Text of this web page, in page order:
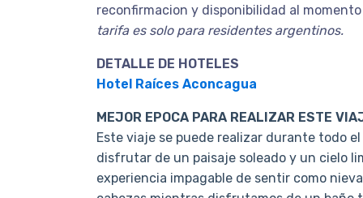
reconfirmacion y disponibilidad al
tarifa es solo para residentes argentinos.
DETALLE DE HOTELES
Hotel Raíces Aconcagua
MEJOR EPOCA PARA REALIZAR ESTE
Este viaje se puede realizar durante todo
disfrutar de un paisaje soleado y un cielo
experiencia impagable de sentir como